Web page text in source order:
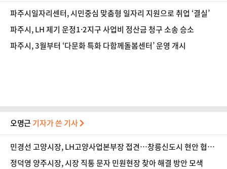
파주시일자리센터, 시민중심 맞춤형 일자리 지원으로 취업 ‘결실’
파주시, LH 제기 운정1·2지구 사업비 정산금 청구 소송 승소
파주시, 3월부터 ‘다문화 특화 다함께돌봄센터’ 운영 개시
오명근 기자가 쓴 기사
민경선 고양시장, LH고양사업본부장 접견…창릉신도시 현안 협력
논의
정덕영 양주시장, 시장 직통 문자 민원현장 찾아 해결 방안 모색